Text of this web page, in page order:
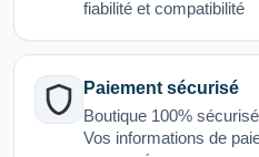
fiabilité et compatibilité
Paiement sécurisé
Boutique 100%
Vos informations de